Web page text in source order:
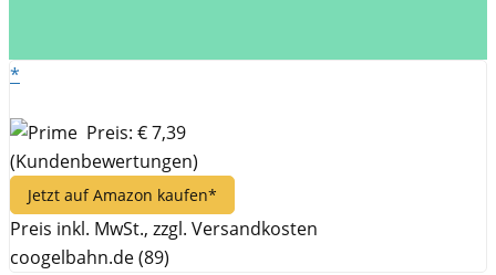
*
Preis: € 7,39
(Kundenbewertungen)
Jetzt auf Amazon kaufen*
Preis inkl. MwSt., zzgl. Versandkosten
coogelbahn.de (89)